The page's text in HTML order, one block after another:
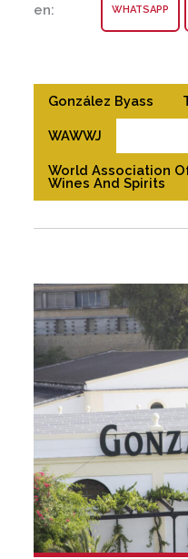
en:
WHATSAPP
González Byass
WAWWJ
World Association
Wines And Spirits